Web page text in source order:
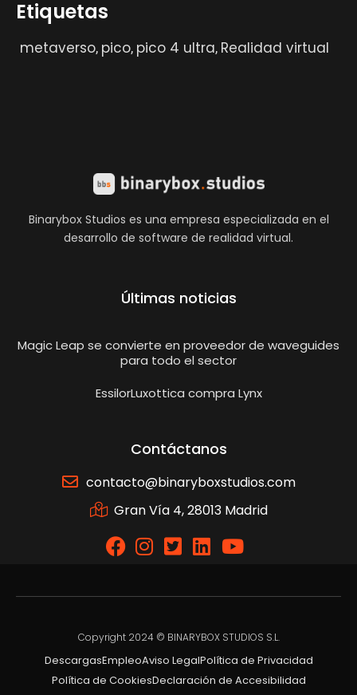
Etiquetas
metaverso, pico, pico 4 ultra, Realidad virtual
Binarybox Studios es una empresa especializada en el
desarrollo de software de realidad virtual.
Últimas noticias
Magic Leap se convierte en proveedor de waveguides
para todo el sector
EssilorLuxottica compra Lynx
Contáctanos
contacto@binaryboxstudios.com
Gran Vía 4, 28013 Madrid
Copyright 2024 © BINARYBOX STUDIOS S.L.
DescargasEmpleoAviso LegalPolítica de Privacidad
Política de CookiesDeclaración de Accesibilidad